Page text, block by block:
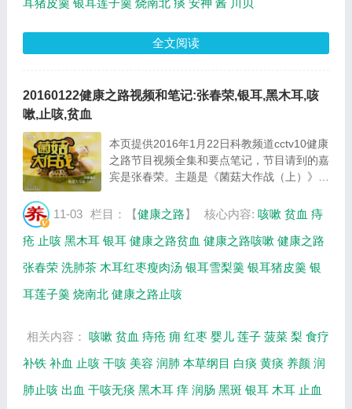
耳猪皮羹 银耳莲子羹 烧南北 痰 安神 酱 川贝
全文阅读
20160122健康之路视频和笔记:张春荣,银耳,黑木耳,咳
嗽,止咳,贫血
本页提供2016年1月22日科教频道cctv10健康
之路节目视频全集和要点笔记，节目请到的嘉
宾是张春荣。主题是《菌菇大作战（上）》。
银耳猪皮羹、木耳红枣瘦肉汤、银耳莲子羹的
相...
11-03 栏目：【健康之路】 核心内容: 咳嗽 贫血 痔
疮 止咳 黑木耳 银耳 健康之路贫血 健康之路咳嗽 健康之路
张春荣 洗肺茶 木耳红枣瘦肉汤 银耳雪梨羹 银耳猪皮羹 银
耳莲子羹 烧南北 健康之路止咳
相关内容： 咳嗽 贫血 痔疮 痈 红枣 婴儿 莲子 菠菜 梨 食疗
补铁 补血 止咳 干咳 美容 润肺 本草纲目 白痰 黄痰 养颜 润
肺止咳 出血 干咳无痰 黑木耳 痒 润肠 黑斑 银耳 木耳 止血